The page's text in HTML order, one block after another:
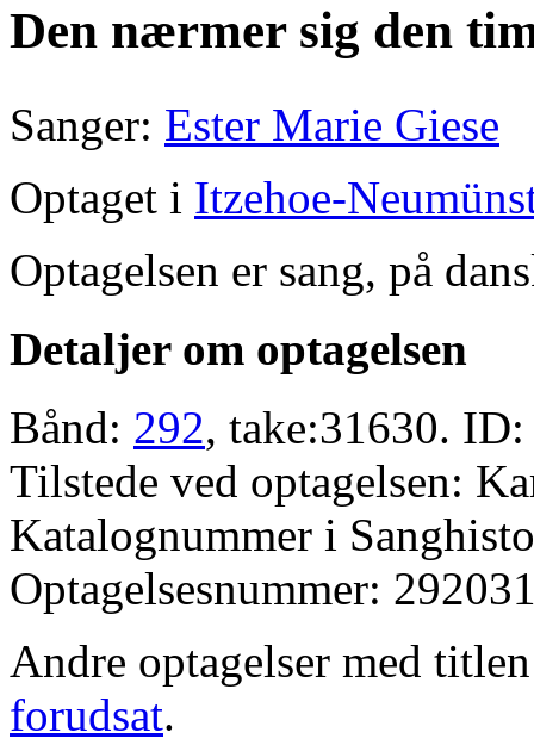
Den nærmer sig den
Sanger: Ester Marie Giese
Optaget i Itzehoe-
Optagelsen er sang, på
Detaljer om optagelsen
Bånd: 292, take:31630.
Tilstede ved optagelsen:
Katalognummer i
Optagelsesnummer:
Andre optagelser med
forudsat.